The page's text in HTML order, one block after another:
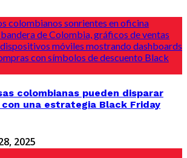
colombianas pueden disparar
una estrategia Black Friday
2025